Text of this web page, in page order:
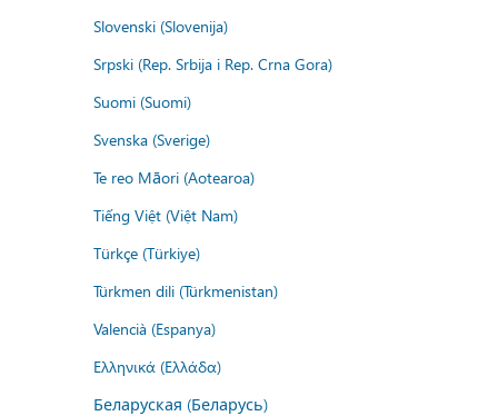
Slovenski (Slovenija)
Srpski (Rep. Srbija i Rep. Crna Gora)
Suomi (Suomi)
Svenska (Sverige)
Te reo Māori (Aotearoa)
Tiếng Việt (Việt Nam)
Türkçe (Türkiye)
Türkmen dili (Türkmenistan)
Valencià (Espanya)
Ελληνικά (Ελλάδα)
Беларуская (Беларусь)